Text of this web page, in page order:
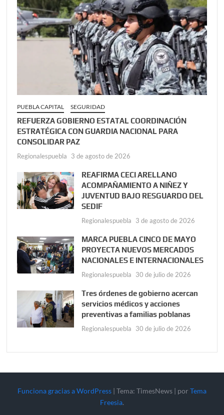
PUEBLA CAPITAL SEGURIDAD
REFUERZA GOBIERNO ESTATAL COORDINACIÓN
ESTRATÉGICA CON GUARDIA NACIONAL PARA
CONSOLIDAR PAZ
Regionalespuebla 3 de agosto de 2026
REAFIRMA CECI ARELLANO
ACOMPAÑAMIENTO A NIÑEZ Y
JUVENTUD BAJO RESGUARDO DEL
SEDIF
Regionalespuebla 3 de agosto de 2026
MARCA PUEBLA CINCO DE MAYO
PROYECTA NUEVOS MERCADOS
NACIONALES E INTERNACIONALES
Regionalespuebla 30 de julio de 2026
Tres órdenes de gobierno acercan
servicios médicos y acciones
preventivas a familias poblanas
Regionalespuebla 30 de julio de 2026
Funciona gracias a WordPress | Tema: TimesNews | por Tema
Freesia.